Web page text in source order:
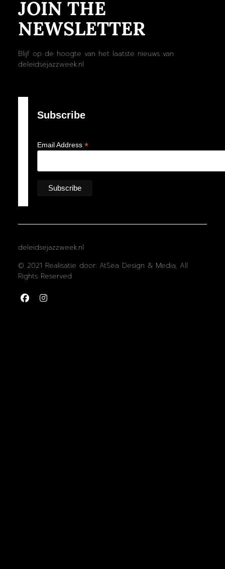
JOIN THE
NEWSLETTER
Blijf op de hoogte van het laatste nieuws van
deleidsejazzweek.nl
Subscribe
Email Address *
deleidsejazzweek.nl
© 2021 Realisatie door: AtSea Design & Media, All
Rights Reserved